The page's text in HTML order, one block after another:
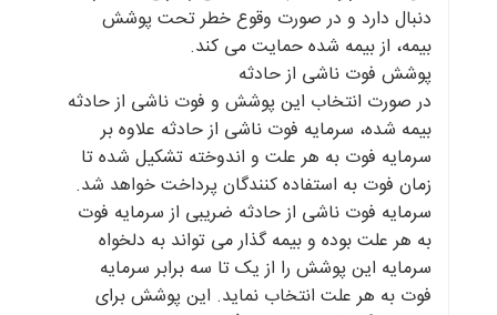
دنبال دارد و در صورت وقوع خطر تحت پوشش
بیمه، از بیمه شده حمایت می کند.
پوشش فوت ناشی از حادثه
در صورت انتخاب این پوشش و فوت ناشی از حادثه
بیمه شده، سرمایه فوت ناشی از حادثه علاوه بر
سرمایه فوت به هر علت و اندوخته تشکیل شده تا
زمان فوت به استفاده کنندگان پرداخت خواهد شد.
سرمایه فوت ناشی از حادثه ضریبی از سرمایه فوت
به هر علت بوده و بیمه گذار می تواند به دلخواه
سرمایه این پوشش را از یک تا سه برابر سرمایه
فوت به هر علت انتخاب نماید. این پوشش برای